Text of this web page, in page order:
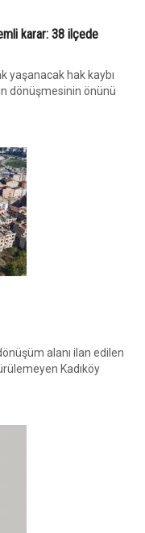
karar: 38 ilçede
yaşanacak hak kaybı
dönüşmesinin önünü
alanı ilan edilen
Kadıköy